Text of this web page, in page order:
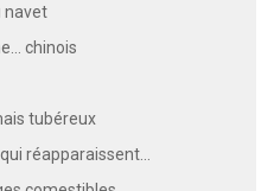
navet
chinois
tubéreux
qui réapparaissent…